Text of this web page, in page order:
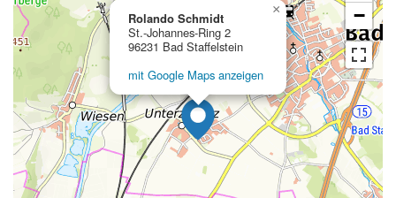
Rolando Schmidt
St.-Johannes-Ring 2
96231 Bad Staffelstein
mit Google Maps anzeigen
×
−